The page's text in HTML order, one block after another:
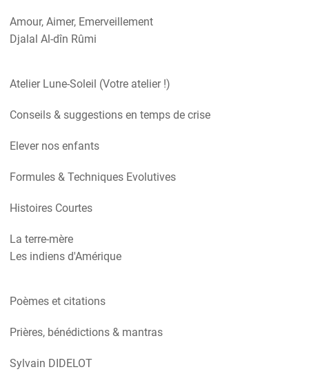
Amour, Aimer, Emerveillement
Djalal Al-dîn Rûmi
Atelier Lune-Soleil (Votre atelier !)
Conseils & suggestions en temps de crise
Elever nos enfants
Formules & Techniques Evolutives
Histoires Courtes
La terre-mère
Les indiens d'Amérique
Poèmes et citations
Prières, bénédictions & mantras
Sylvain DIDELOT